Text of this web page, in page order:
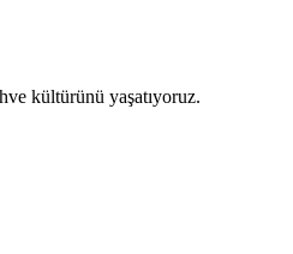
kültürünü yaşatıyoruz.